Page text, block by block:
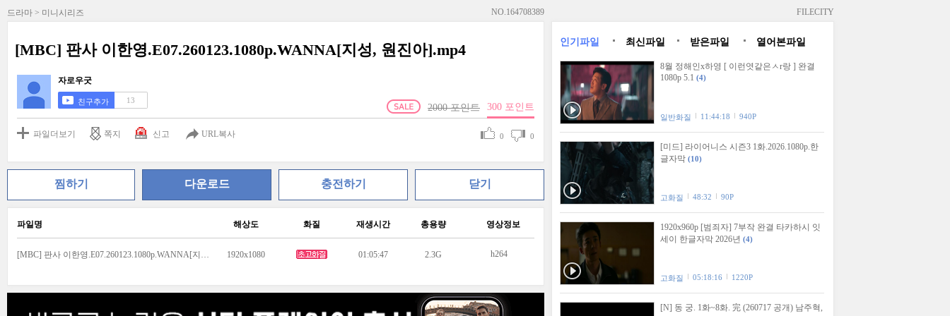
드라마 > 미니시리즈 NO.164708389
[MBC] 판사 이한영.E07.260123.1080p.WANNA[지성, 원진아].mp4
자로우굿
친구추가 13
2000 포인트 300 포인트
파일더보기 쪽지 신고 URL복사 0 0
찜하기 다운로드 충전하기 닫기
파일명 해상도 화질 재생시간 총용량 영상정보
[MBC] 판사 이한영.E07.260123.1080p.WANNA[지성, 원진아].mp4 1920x1080 01:05:47 2.3G h264
FILECITY
인기파일 최신파일 받은파일 열어본파일
8월 정해인x하영 [ 이런엿같은ㅅr랑 ] 완결
1080p 5.1 (4)
일반화질 11:44:18 940P
[미드] 라이어니스 시즌3 1화.2026.1080p.한
글자막 (10)
고화질 48:32 90P
1920x960p [범죄자] 7부작 완결 타카하시 잇
세이 한글자막 2026년 (4)
고화질 05:18:16 1220P
[N] 동 궁. 1화~8화. 完 (260717 공개) 남주혁,